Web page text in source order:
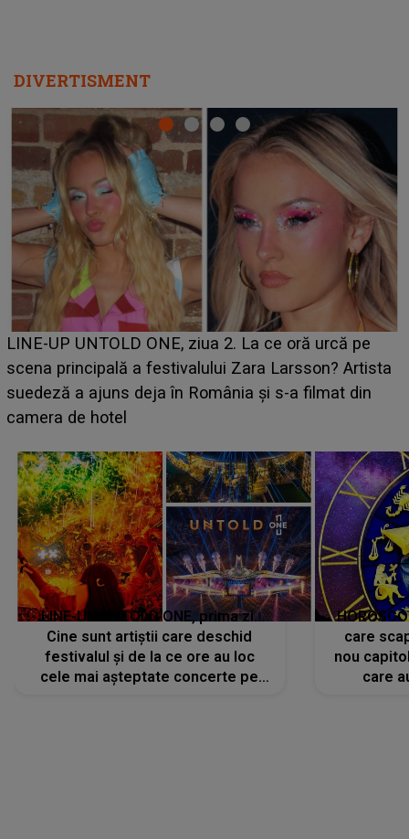
DIVERTISMENT
Ce a dezvăluit noua concurentă din "Casa Iubirii" l-a
luat prin surprindere pe Emanuel. CINE ESTE
BĂIATUL VIZAT de Alexandra?! Aflându-se în fața
faptului împlinit, A RECUNOSCUT IMEDIAT: "Am
LINE-UP UNTOLD ONE, prima zi.
Cine sunt artiștii care deschid
festivalul și de la ce ore au loc
cele mai așteptate concerte pe
care
nou
care